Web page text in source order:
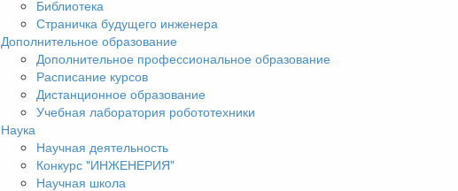
Библиотека
Страничка будущего инженера
Дополнительное образование
Дополнительное профессиональное образование
Расписание курсов
Дистанционное образование
Учебная лаборатория робототехники
Наука
Научная деятельность
Конкурс "ИНЖЕНЕРИЯ"
Научная школа